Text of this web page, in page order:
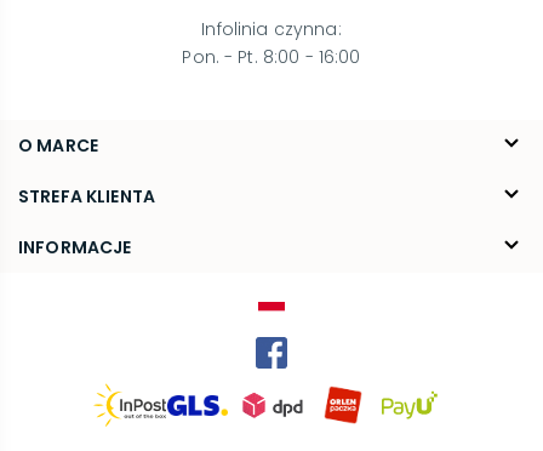
O MARCE
O nas
Blog
STREFA KLIENTA
FAQ
INFORMACJE
Infolinia czynna:
Pon. - Pt. 8:00 - 16:00